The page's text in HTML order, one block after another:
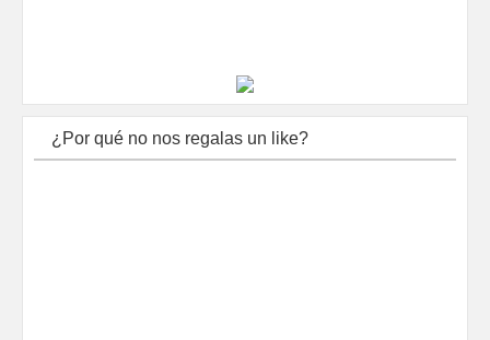
¿Por qué no nos regalas un like?